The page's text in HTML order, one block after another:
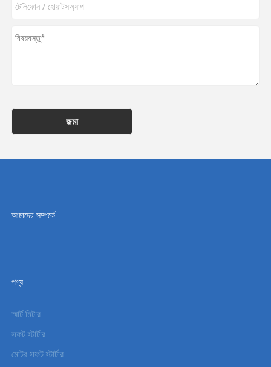
জমা
আমাদের সম্পর্কে
পণ্য
স্মার্ট মিটার
সফট স্টার্টার
মোটর সফট স্টার্টার